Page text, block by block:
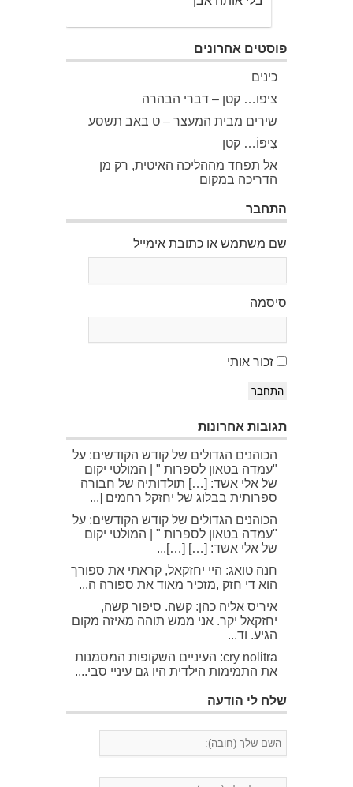
פוסטים אחרונים
כינים
ציפו… קטן – דברי הבהרה
שירים מבית המעצר – ט באב תשסע
צִיפּוֹ… קטן
אל תפחד מההליכה האיטית, רק מן
הדריכה במקום
התחבר
שם משתמש או כתובת אימייל
סיסמה
זכור אותי
התחבר
תגובות אחרונות
הכוהנים הגדולים של קודש הקודשים: על
"עמדה בטאון לספרות " | המולטי יקום
של אלי אשד: […] תולדותיה של חבורה
ספרותית בבלוג של יחזקל רחמים [...
הכוהנים הגדולים של קודש הקודשים: על
"עמדה בטאון לספרות " | המולטי יקום
של אלי אשד: […] […]...
חנה טואג: היי יחזקאל, קראתי את ספורך
הוא די חזק ,מזכיר מאוד את ספורה ה...
איריס אליה כהן: קשה. סיפור קשה,
יחזקאל יקר. אני ממש תוהה מאיזה מקום
הגיע. וד...
cry nolitra: העיניים השקופות המסמנות
את התמימות הילדית היו גם עיניי סבי....
שלח לי הודעה